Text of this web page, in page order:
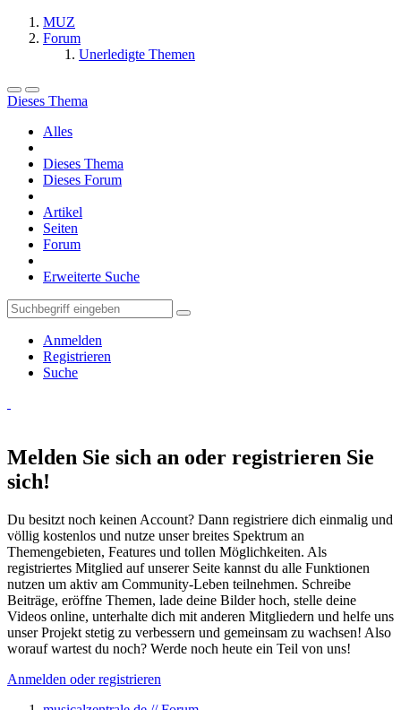
MUZ
Forum
Unerledigte Themen
Dieses Thema
Alles
Dieses Thema
Dieses Forum
Artikel
Seiten
Forum
Erweiterte Suche
Anmelden
Registrieren
Suche
Melden Sie sich an oder registrieren Sie
sich!
Du besitzt noch keinen Account? Dann registriere dich einmalig und
völlig kostenlos und nutze unser breites Spektrum an
Themengebieten, Features und tollen Möglichkeiten. Als
registriertes Mitglied auf unserer Seite kannst du alle Funktionen
nutzen um aktiv am Community-Leben teilnehmen. Schreibe
Beiträge, eröffne Themen, lade deine Bilder hoch, stelle deine
Videos online, unterhalte dich mit anderen Mitgliedern und helfe uns
unser Projekt stetig zu verbessern und gemeinsam zu wachsen! Also
worauf wartest du noch? Werde noch heute ein Teil von uns!
Anmelden oder registrieren